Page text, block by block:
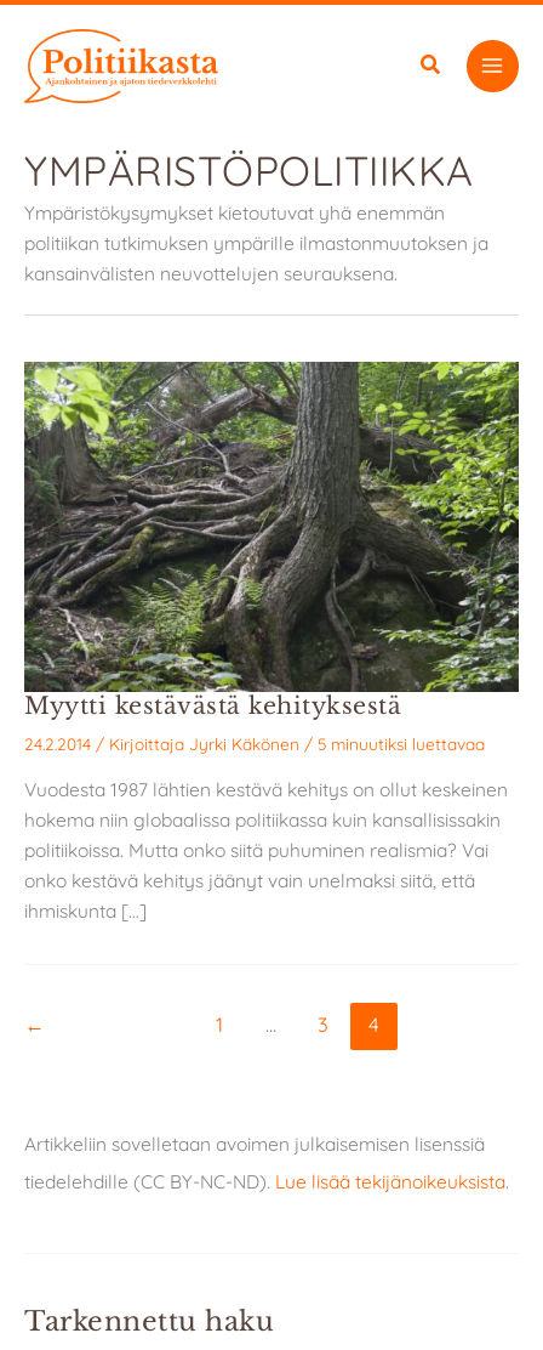
sisältöön
YMPÄRISTÖPOLITIIKKA
Ympäristökysymykset kietoutuvat yhä enemmän
politiikan tutkimuksen ympärille ilmastonmuutoksen ja
kansainvälisten neuvottelujen seurauksena.
Myytti kestävästä kehityksestä
24.2.2014 / Kirjoittaja Jyrki Käkönen / 5 minuutiksi luettavaa
Vuodesta 1987 lähtien kestävä kehitys on ollut keskeinen
hokema niin globaalissa politiikassa kuin kansallisissakin
politiikoissa. Mutta onko siitä puhuminen realismia? Vai
onko kestävä kehitys jäänyt vain unelmaksi siitä, että
ihmiskunta […]
← 1 … 3 4
Artikkeliin sovelletaan avoimen julkaisemisen lisenssiä
tiedelehdille (CC BY-NC-ND). Lue lisää tekijänoikeuksista.
Tarkennettu haku